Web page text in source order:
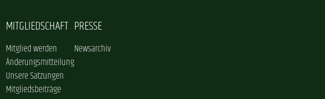
MITGLIEDSCHAFT
Mitglied werden
Änderungsmitteilung
Unsere Satzungen
Mitgliedsbeiträge
PRESSE
Newsarchiv